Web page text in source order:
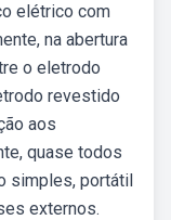
elétrico com
na abertura
o eletrodo
revestido
aos
quase todos
simples, portátil
externos.